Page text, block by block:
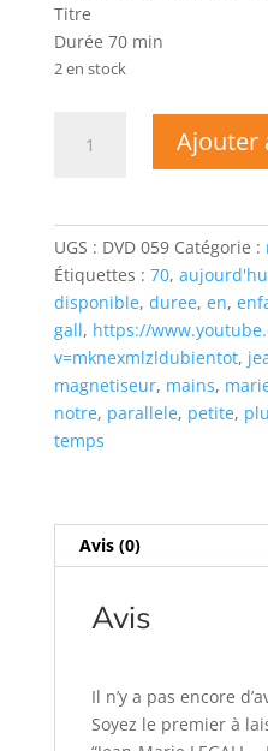
Titre
Durée 70 min
2 en stock
-
LES
MAINS
DE
LUMIERE
Ajouter
UGS : DVD 059 Catégorie :
Étiquettes : 70,
disponible, duree, en,
gall, https://
v=mknexmlzldubientot,
magnetiseur, mains,
notre, parallele, petite,
temps
Avis (0)
Avis
Il n’y a pas encore
Soyez le premier à